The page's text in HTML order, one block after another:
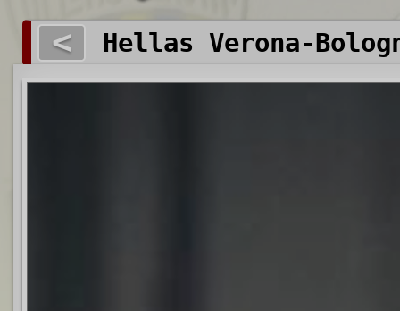
< Hellas Verona-